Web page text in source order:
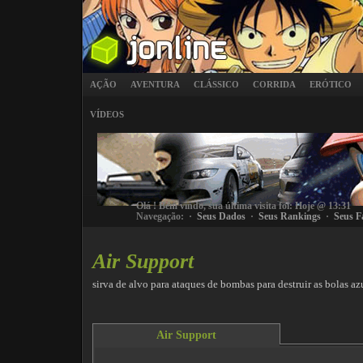
AÇÃO AVENTURA CLÁSSICO CORRIDA ERÓTICO
VÍDEOS
Olá! Bem vindo, sua última visita foi: Hoje @ 13:31
Navegação: · Seus Dados · Seus Rankings · Seus
Air Support
sirva de alvo para ataques de bombas para destruir as bolas
Air Support